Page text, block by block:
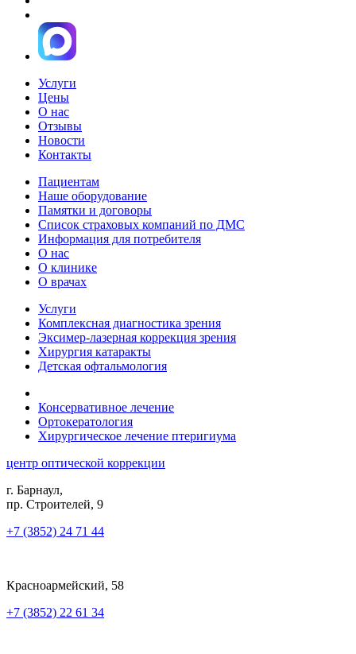
Услуги
Цены
О нас
Отзывы
Новости
Контакты
Пациентам
Наше оборудование
Памятки и договоры
Список страховых компаний по ДМС
Информация для потребителя
О нас
О клинике
О врачах
Услуги
Комплексная диагностика зрения
Эксимер-лазерная коррекция зрения
Хирургия катаракты
Детская офтальмология
Консервативное лечение
Ортокератология
Хирургическое лечение птеригиума
центр оптической коррекции
г. Барнаул,
пр. Строителей, 9
+7 (3852) 24 71 44
Красноармейский, 58
+7 (3852) 22 61 34